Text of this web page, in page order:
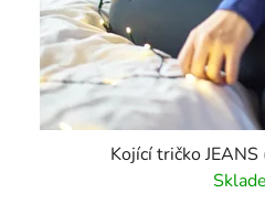
Kojící tričko